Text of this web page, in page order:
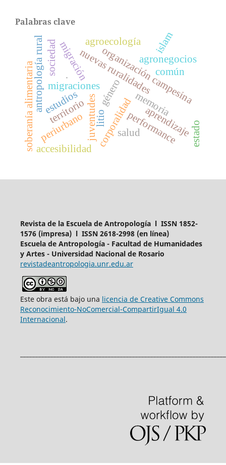
Palabras clave
memoria
corporalidadperformance
migraciones
juventudes
nuevas ruralidades
territorio
organización campesina
salud
accesibilidad
género
migración
antropología rural agronegocios
periurbano
agroecología
soberanía alimentaria litio aprendizaje
común
sociedad
.
estado
islam
estudios
Revista de la Escuela de Antropología l ISSN 1852-
1576 (impresa) l ISSN 2618-2998 (en línea)
Escuela de Antropología - Facultad de Humanidades
y Artes - Universidad Nacional de Rosario
revistadeantropologia.unr.edu.ar
Este obra está bajo una licencia de Creative Commons
Reconocimiento-NoComercial-CompartirIgual 4.0
Internacional.